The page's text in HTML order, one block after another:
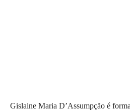
Gislaine Maria D’Assumpção é